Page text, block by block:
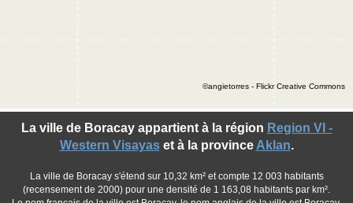
La ville de Boracay appartient à la région Region VI -
Western Visayaset à la province Aklan.
La ville de Boracay s'étend sur 10,32 km² et compte 12 003 habitants
(recensement de 2000) pour une densité de 1 163,08 habitants par km².
©angietorres - Flickr Creative Commons